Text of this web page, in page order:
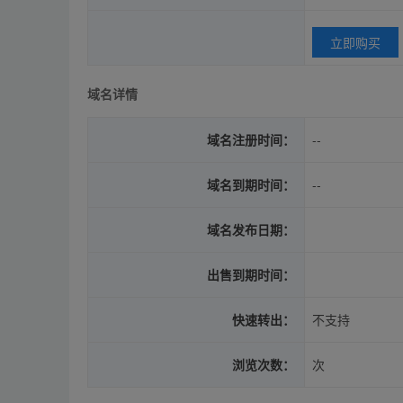
立即购买
域名详情
域名注册时间： --
域名到期时间： --
域名发布日期：
出售到期时间：
快速转出： 不支持
浏览次数： 次